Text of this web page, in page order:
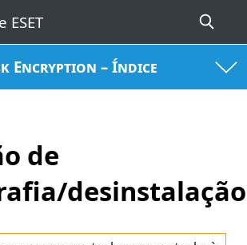
Encryption – Índice
de
desinstalação